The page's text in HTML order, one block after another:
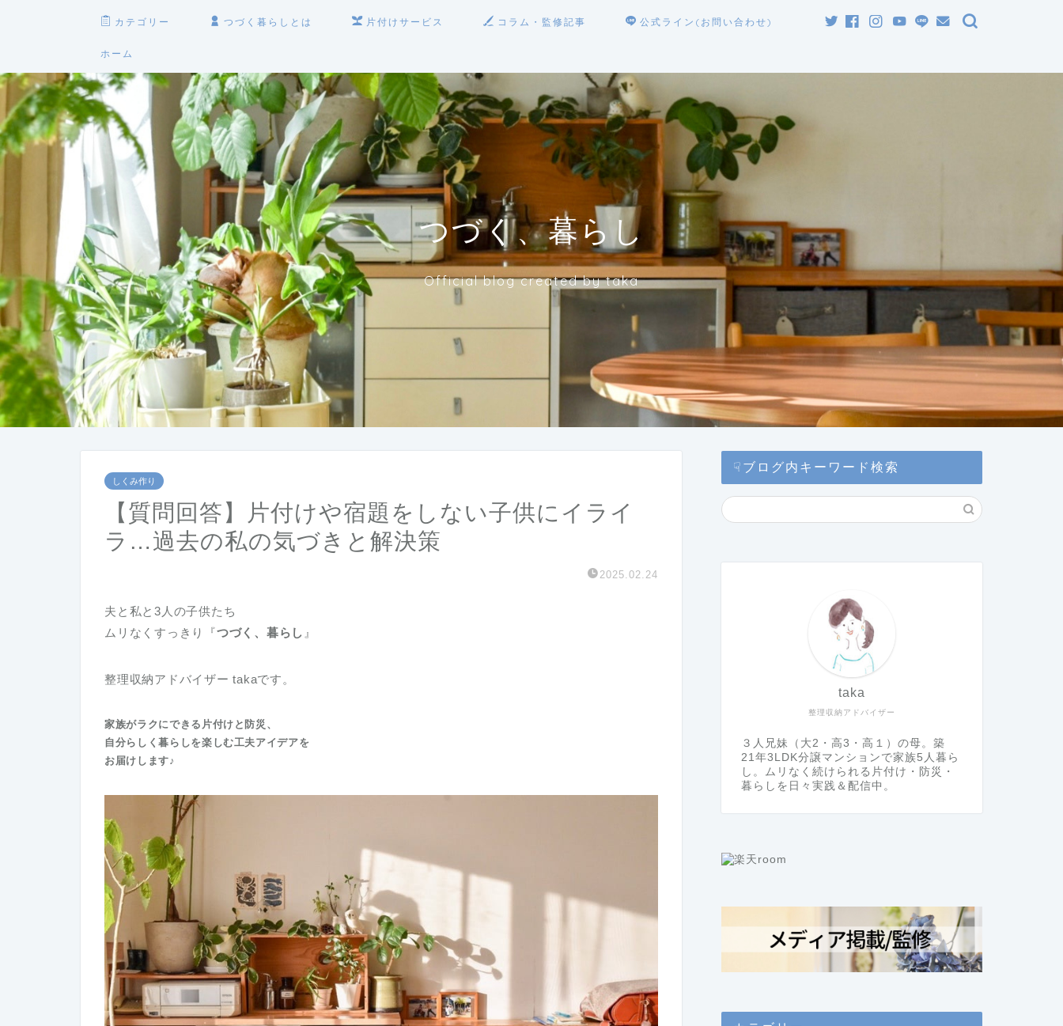
カテゴリー つづく暮らしとは 片付けサービス コラム・監修記事 公式ライン(お問い合わせ)
ホーム
つづく、暮らし
Official blog created by taka
しくみ作り
【質問回答】片付けや宿題をしない子供にイライ
ラ…過去の私の気づきと解決策
2025.02.24
夫と私と3人の子供たち
ムリなくすっきり『つづく、暮らし 』
整理収納アドバイザー takaです。
家族がラクにできる片付けと防災、
自分らしく暮らしを楽しむ工夫アイデアを
お届けします♪
☟ブログ内キーワード検索
整理収納アドバイザー
taka
３人兄妹（大2・高3・高１）の母。築
21年3LDK分譲マンションで家族5人暮ら
し。ムリなく続けられる片付け・防災・
暮らしを日々実践＆配信中。